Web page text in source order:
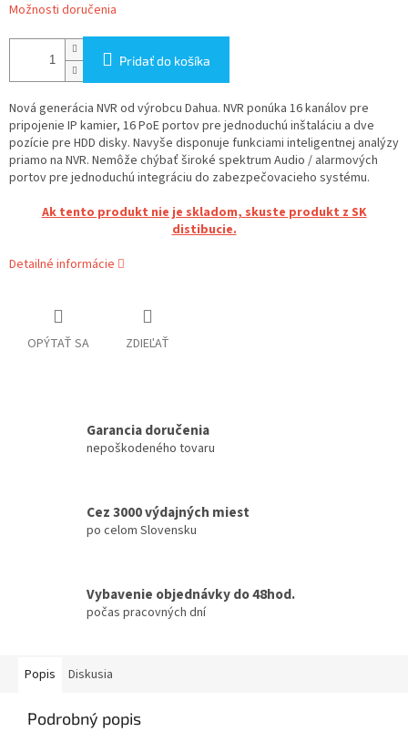
Možnosti doručenia
Pridať do košíka
Nová generácia NVR od výrobcu Dahua. NVR ponúka 16 kanálov pre
pripojenie IP kamier, 16 PoE portov pre jednoduchú inštaláciu a dve
pozície pre HDD disky. Navyše disponuje funkciami inteligentnej analýzy
priamo na NVR. Nemôže chýbať široké spektrum Audio / alarmových
portov pre jednoduchú integráciu do zabezpečovacieho systému.
Ak tento produkt nie je skladom, skuste produkt z SK
distibucie.
Detailné informácie
OPÝTAŤ SA ZDIEĽAŤ
Garancia doručenia
nepoškodeného tovaru
Cez 3000 výdajných miest
po celom Slovensku
Vybavenie objednávky do 48hod.
počas pracovných dní
Popis Diskusia
Podrobný popis